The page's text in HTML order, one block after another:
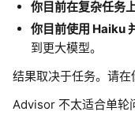
你目前在复杂任务
你目前使用 Haiku
到更大模型。
结果取决于任务。请在
Advisor 不太适合单轮